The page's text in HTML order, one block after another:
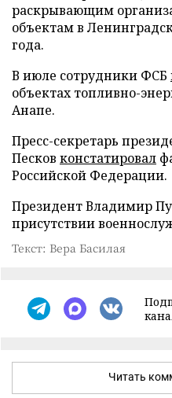
раскрывающим
объектам в
года.
В июле сотрудники ФСБ
объектах топливно-
Анапе.
Пресс-секретарь
Песков констатировал
Российской Федерации.
Президент Владимир
присутствии
Текст: Вера Басилая
Читать